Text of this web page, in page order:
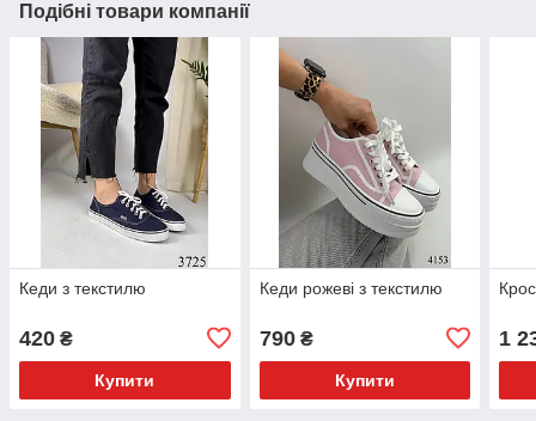
Подібні товари компанії
Кеди з текстилю
420 ₴
Купити
Кеди рожеві з текстилю
790₴
Купити
1